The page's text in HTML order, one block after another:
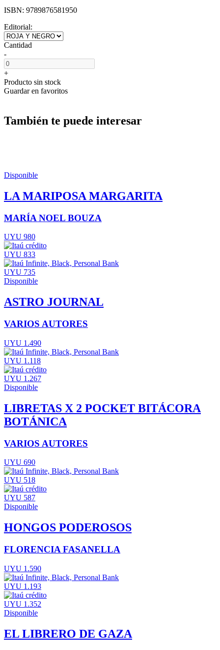
ISBN: 9789876581950
Editorial:
Cantidad
-
+
Producto sin stock
Guardar en favoritos
También te puede interesar
Disponible
LA MARIPOSA MARGARITA
MARÍA NOEL BOUZA
UYU 980
UYU 833
UYU 735
Disponible
ASTRO JOURNAL
VARIOS AUTORES
UYU 1.490
UYU 1.118
UYU 1.267
Disponible
LIBRETAS X 2 POCKET BITÁCORA
BOTÁNICA
VARIOS AUTORES
UYU 690
UYU 518
UYU 587
Disponible
HONGOS PODEROSOS
FLORENCIA FASANELLA
UYU 1.590
UYU 1.193
UYU 1.352
Disponible
EL LIBRERO DE GAZA